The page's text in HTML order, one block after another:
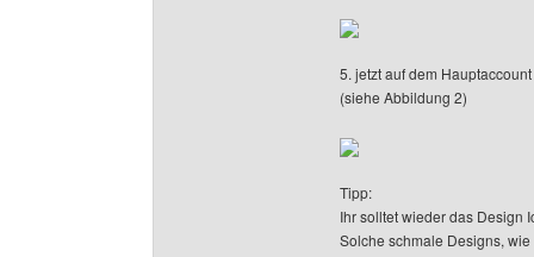
5. jetzt auf dem
(siehe Abbildung 2)
Tipp:
Ihr solltet wieder das Design
Solche schmale Designs,